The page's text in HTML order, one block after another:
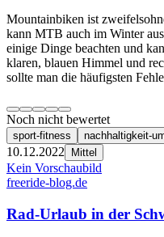
Mountainbiken ist
kann MTB auch im Winter
einige Dinge beachten und
klaren, blauen Himmel und
sollte man die häufigsten
Noch nicht bewertet
sport-fitness nachhaltigkeit-
10.12.2022 Mittel
Kein Vorschaubild
freeride-blog.de
Rad-Urlaub in der